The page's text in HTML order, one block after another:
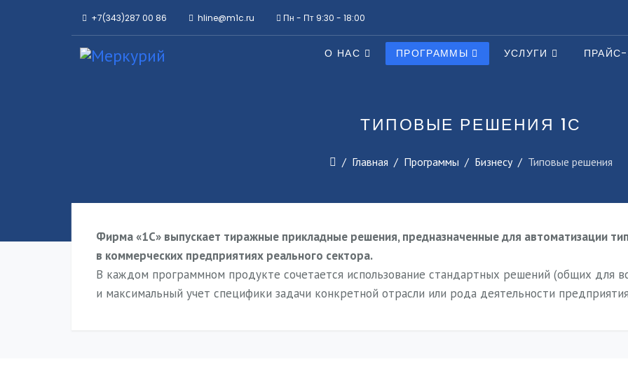
+7(343)287 00 86 hline@m1c.ru Пн - Пт 9:30 - 18:00
О НАС ПРОГРАММЫ УСЛУГИ
ТИПОВЫЕ РЕШЕНИЯ 1С
Главная Программы Бизнесу Типовые решения
Фирма «1С» выпускает тиражные прикладные решения, предназначенные для автоматизации
в коммерческих предприятиях реального сектора.
В каждом программном продукте сочетается использование стандартных решений (общих для
и максимальный учет специфики задачи конкретной отрасли или рода деятельности